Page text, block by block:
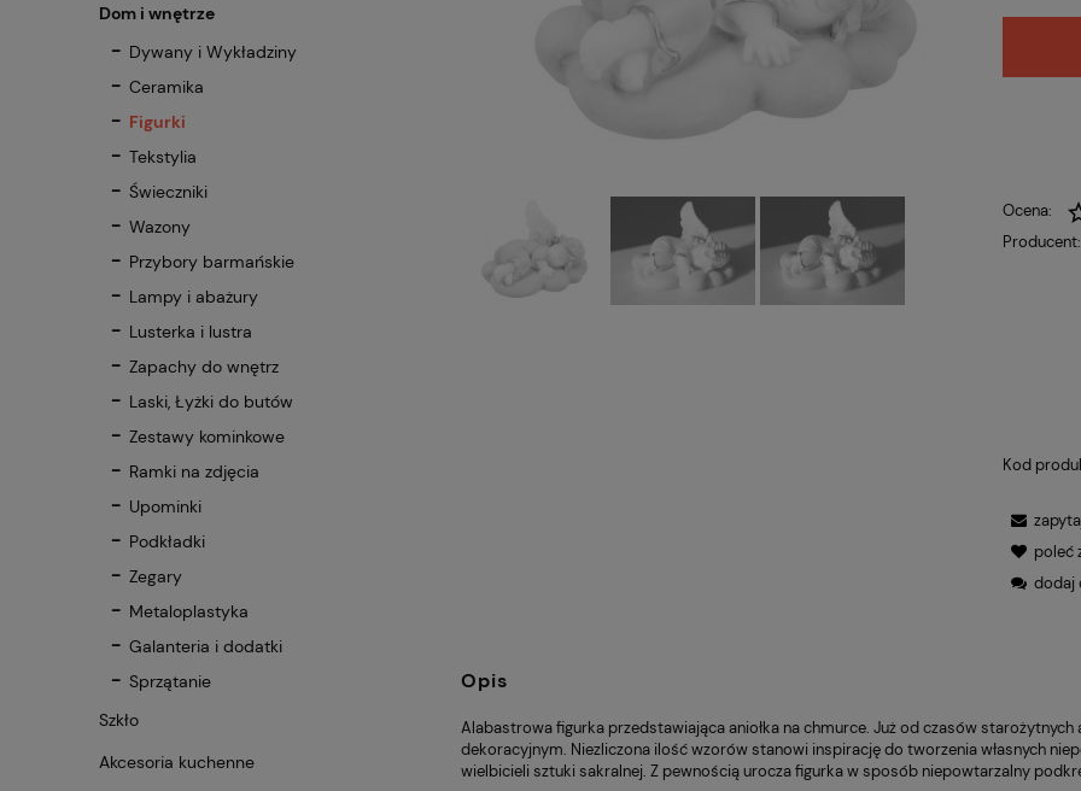
Dom i wnętrze
Dywany i Wykładziny
Ceramika
Figurki
Tekstylia
Świeczniki
Wazony
Przybory barmańskie
Lampy i abażury
Lusterka i lustra
Zapachy do wnętrz
Laski, Łyżki do butów
Zestawy kominkowe
Ramki na zdjęcia
Upominki
Podkładki
Zegary
Metaloplastyka
Galanteria i dodatki
Sprzątanie
Szkło
Akcesoria kuchenne
Ocena:
Producent:
Kod
poleć
dodaj
Opis
Alabastrowa figurka przedstawiająca aniołka na chmurce. Już od czasów
dekoracyjnym. Niezliczona ilość wzorów stanowi inspirację do tworzenia własnych
wielbicieli sztuki sakralnej. Z pewnością urocza figurka w sposób niepowtarzalny